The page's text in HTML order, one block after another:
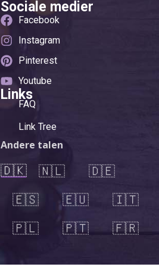
Sociale medier
Facebook
Instagram
Pinterest
Youtube
Links
FAQ
Link Tree
Andere talen
🇩🇰 🇳🇱
🇩🇪
🇪🇸
🇪🇺
🇮🇹
🇵🇱
🇵🇹 🇫🇷